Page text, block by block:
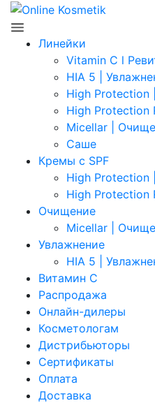
Линейки
Vitamin C l
HIA 5 |
High Protection
High Protection
Micellar |
Саше
Кремы с SPF
High Protection
High Protection
Очищение
Micellar |
Увлажнение
HIA 5 |
Витамин C
Распродажа
Онлайн-дилеры
Косметологам
Дистрибьюторы
Сертификаты
Оплата
Доставка